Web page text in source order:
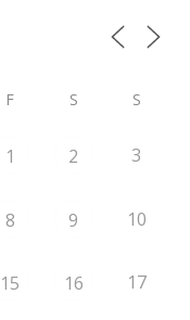
F S S
1 2 3
8 9 10
15 16 17